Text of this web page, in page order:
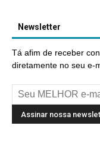
Newsletter
Tá afim de receber
diretamente no seu e-